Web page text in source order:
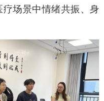
场景中情绪共振、身